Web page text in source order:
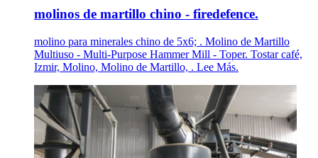
molinos de martillo chino - firedefence.
molino para minerales chino de 5x6; . Molino de Martillo
Multiuso - Multi-Purpose Hammer Mill - Toper. Tostar café,
Izmir, Molino, Molino de Martillo, . Lee Más.